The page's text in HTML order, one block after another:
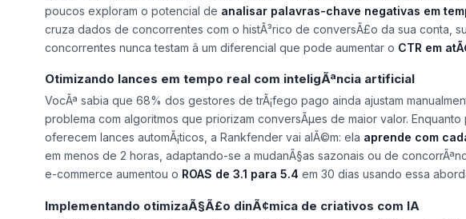
poucos exploram o potencial de analisar palavras-chave negativas em
cruza dados de concorrentes com o histÃ³rico de conversÃ£o da sua conta,
concorrentes nunca testam â um diferencial que pode aumentar o CTR em
Otimizando lances em tempo real com inteligÃªncia artificial
VocÃª sabia que 68% dos gestores de trÃ¡fego pago ainda ajustam
problema com algoritmos que priorizam conversÃµes de maior valor. Enquanto
oferecem lances automÃ¡ticos, a Rankfender vai alÃ©m: ela aprende com
em menos de 2 horas, adaptando-se a mudanÃ§as sazonais ou de
e-commerce aumentou o ROAS de 3.1 para 5.4 em 30 dias usando essa
Implementando otimizaÃ§Ã£o dinÃ¢mica de criativos com IA